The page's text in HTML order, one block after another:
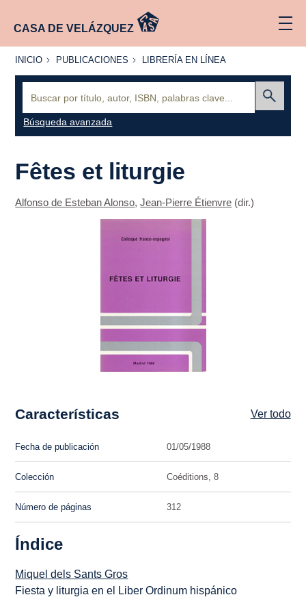
CASA DE VELÁZQUEZ
INICIO
INICIO PUBLICACIONES
PUBLICACIONES
LIBRERÍA
LÍNEA
LIBRERÍA EN LÍNEA
Búsqueda avanzada
Fêtes et liturgie
Alfonso de Esteban Alonso,Jean-Pierre Étienvre (dir.)
Características Ver todo
Fecha de publicación 01/05/1988
Colección Coéditions, 8
Número de páginas 312
Índice
Miquel dels Sants Gros
Fiesta y liturgia en el Liber Ordinum hispánico